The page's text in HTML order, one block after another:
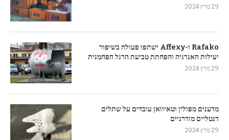
29 מרץ 2024
Rafako ו-Affexy ישתפו פעולה בשיפור
יעילות האנרגיה והפחתת טביעת הרגל הפחמנית
29 מרץ 2024
מדענים מפולין וטאיוואן עובדים על שתלים
דנטליים מודרניים
29 מרץ 2024